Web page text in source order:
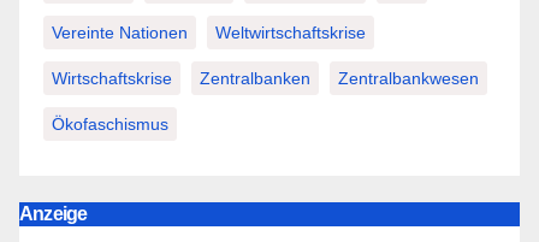
Vereinte Nationen Weltwirtschaftskrise
Wirtschaftskrise Zentralbanken Zentralbankwesen
Ökofaschismus
Anzeige